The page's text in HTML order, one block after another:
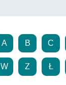
A B C
W Z Ł